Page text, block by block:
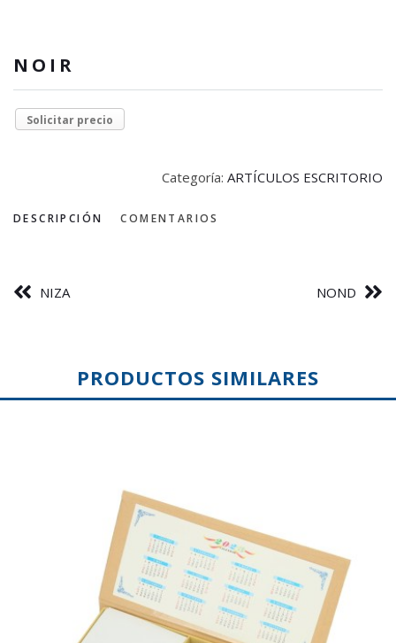
NOIR
Solicitar precio
Categoría: ARTÍCULOS ESCRITORIO
DESCRIPCIÓN COMENTARIOS
NIZA NOND
PRODUCTOS SIMILARES